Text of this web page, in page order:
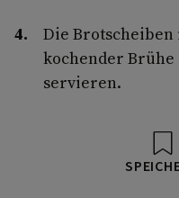
Die
kochender
servieren.